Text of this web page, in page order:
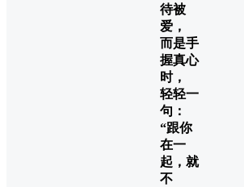
待被
爱，
而是手
握真心
时，
轻轻一
句：
“跟你
在一
起，就
不